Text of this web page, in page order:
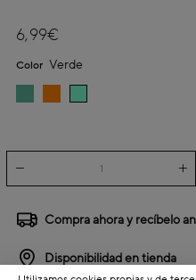
6,99€
Color Verde
Compra ahora y recíbelo
Disponibilidad en tienda